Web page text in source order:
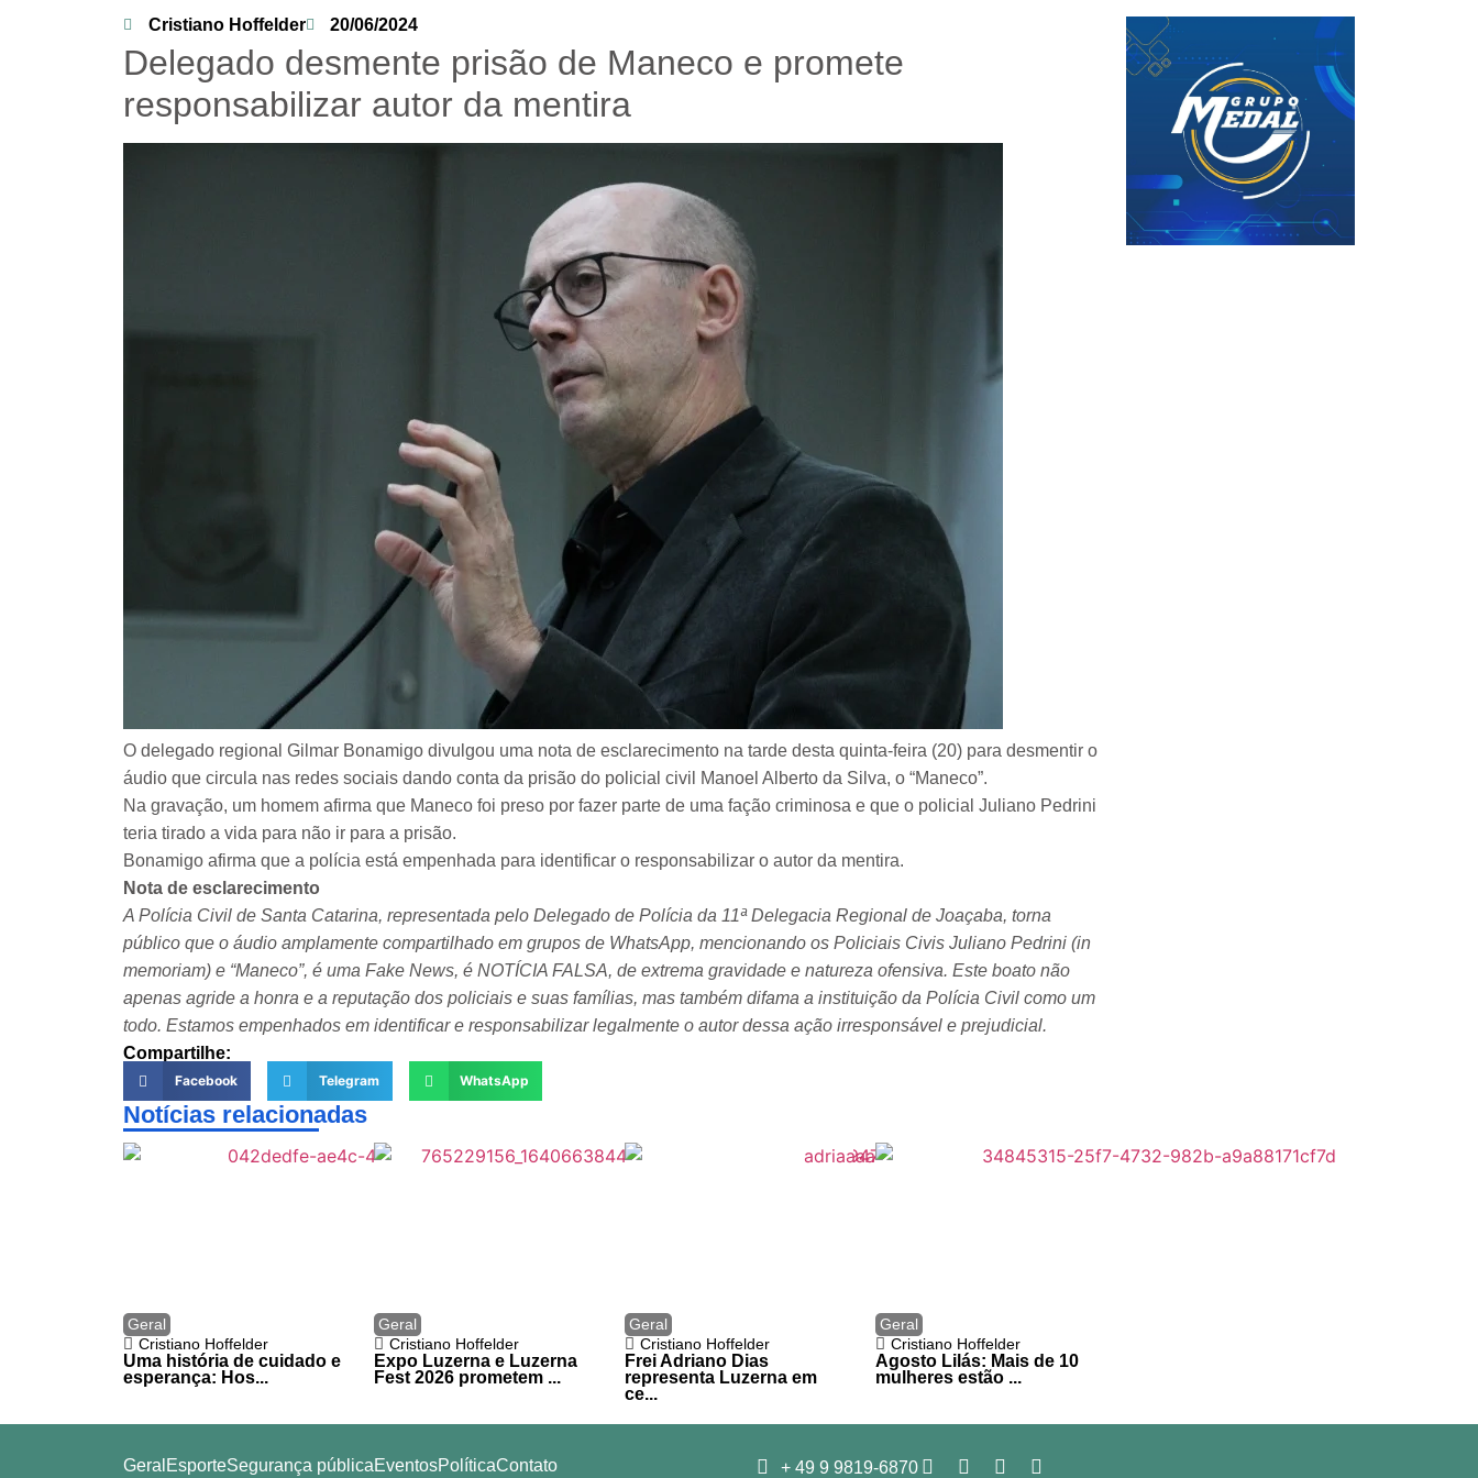
Cristiano Hoffelder 20/06/2024
Delegado desmente prisão de Maneco e promete
responsabilizar autor da mentira
O delegado regional Gilmar Bonamigo divulgou uma nota de esclarecimento na tarde desta quinta-feira (20) para desmentir o
áudio que circula nas redes sociais dando conta da prisão do policial civil Manoel Alberto da Silva, o “Maneco”.
Na gravação, um homem afirma que Maneco foi preso por fazer parte de uma fação criminosa e que o policial Juliano Pedrini
teria tirado a vida para não ir para a prisão.
Bonamigo afirma que a polícia está empenhada para identificar o responsabilizar o autor da mentira.
Nota de esclarecimento
A Polícia Civil de Santa Catarina, representada pelo Delegado de Polícia da 11ª Delegacia Regional de Joaçaba, torna
público que o áudio amplamente compartilhado em grupos de WhatsApp, mencionando os Policiais Civis Juliano Pedrini (in
memoriam) e “Maneco”, é uma Fake News, é NOTÍCIA FALSA, de extrema gravidade e natureza ofensiva. Este boato não
apenas agride a honra e a reputação dos policiais e suas famílias, mas também difama a instituição da Polícia Civil como um
todo. Estamos empenhados em identificar e responsabilizar legalmente o autor dessa ação irresponsável e prejudicial.
Compartilhe:
Facebook Telegram WhatsApp
Notícias relacionadas
Geral
Cristiano Hoffelder
Uma história de cuidado e
esperança: Hos...
Geral
Cristiano Hoffelder
Expo Luzerna e Luzerna
Fest 2026 prometem ...
Geral
Cristiano Hoffelder
Frei Adriano Dias
representa Luzerna em
ce...
Geral
Cristiano Hoffelder
Agosto Lilás: Mais de 10
mulheres estão ...
Geral EsporteSegurança públicaEventosPolíticaContato + 49 9 9819-6870